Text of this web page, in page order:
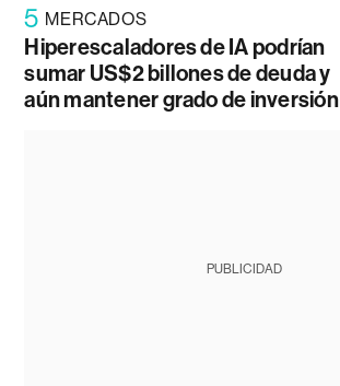
5 MERCADOS
Hiperescaladores de IA podrían
sumar US$2 billones de deuda y
aún mantener grado de inversión
PUBLICIDAD